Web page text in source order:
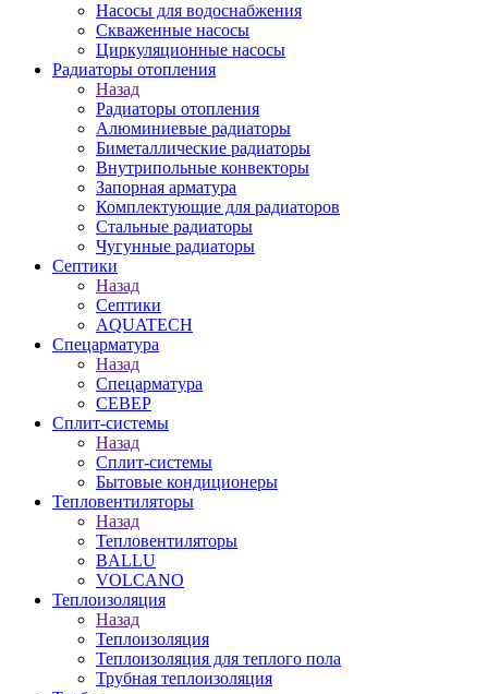
Насосы для водоснабжения
Скваженные насосы
Циркуляционные насосы
Радиаторы отопления
Назад
Радиаторы отопления
Алюминиевые радиаторы
Биметаллические радиаторы
Внутрипольные конвекторы
Запорная арматура
Комплектующие для радиаторов
Стальные радиаторы
Чугунные радиаторы
Септики
Назад
Септики
AQUATECH
Спецарматура
Назад
Спецарматура
СЕВЕР
Сплит-системы
Назад
Сплит-системы
Бытовые кондиционеры
Тепловентиляторы
Назад
Тепловентиляторы
BALLU
VOLCANO
Теплоизоляция
Назад
Теплоизоляция
Теплоизоляция для теплого пола
Трубная теплоизоляция